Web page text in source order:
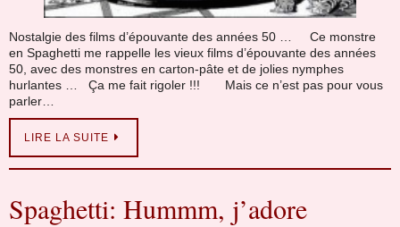
Nostalgie des films d’épouvante des années 50 … Ce monstre
en Spaghetti me rappelle les vieux films d’épouvante des années
50, avec des monstres en carton-pâte et de jolies nymphes
hurlantes … Ça me fait rigoler !!! Mais ce n’est pas pour vous
parler…
LIRE LA SUITE
Spaghetti: Hummm, j’adore